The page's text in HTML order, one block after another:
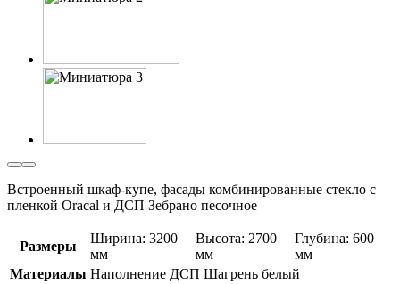
Встроенный шкаф-купе, фасады комбинированные стекло с
пленкой Oracal и ДСП Зебрано песочное
Размеры
Ширина: 3200
мм
Высота: 2700
мм
Глубина: 600
мм
Материалы Наполнение ДСП Шагрень белый